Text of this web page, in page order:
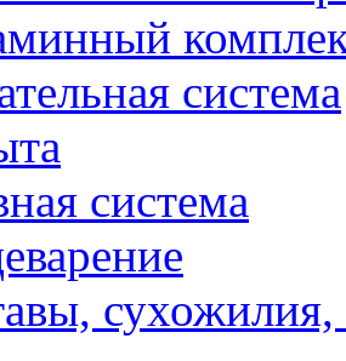
система
система
сухожилия,